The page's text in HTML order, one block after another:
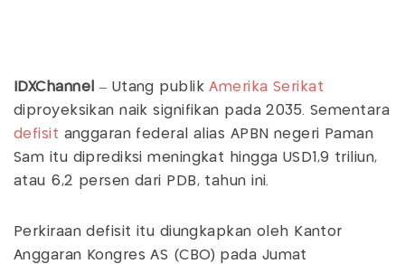
IDXChannel – Utang publikAmerika Serikat
diproyeksikan naik signifikan pada 2035. Sementara
defisit anggaran federal alias APBN negeri Paman
Sam itu diprediksi meningkat hingga USD1,9 triliun,
atau 6,2 persen dari PDB, tahun ini.
Perkiraan defisit itu diungkapkan oleh Kantor
Anggaran Kongres AS (CBO) pada Jumat